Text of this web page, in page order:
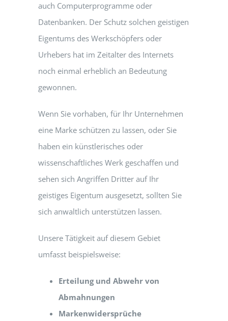
auch Computerprogramme oder
Datenbanken. Der Schutz solchen geistigen
Eigentums des Werkschöpfers oder
Urhebers hat im Zeitalter des Internets
noch einmal erheblich an Bedeutung
gewonnen.
Wenn Sie vorhaben, für Ihr Unternehmen
eine Marke schützen zu lassen, oder Sie
haben ein künstlerisches oder
wissenschaftliches Werk geschaffen und
sehen sich Angriffen Dritter auf Ihr
geistiges Eigentum ausgesetzt, sollten Sie
sich anwaltlich unterstützen lassen.
Unsere Tätigkeit auf diesem Gebiet
umfasst beispielsweise:
Erteilung und Abwehr von
Abmahnungen
Markenwidersprüche